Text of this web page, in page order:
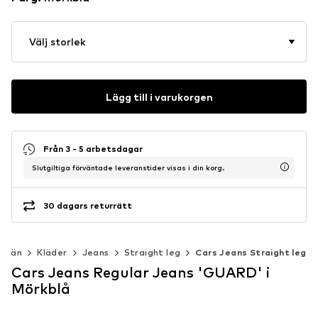
Välj storlek
Lägg till i varukorgen
Från 3 - 5 arbetsdagar
Slutgiltiga förväntade leveranstider visas i din korg.
30 dagars returrätt
Män Kläder Jeans Straight leg Cars Jeans Straight leg
Cars Jeans Regular Jeans 'GUARD' i
Mörkblå